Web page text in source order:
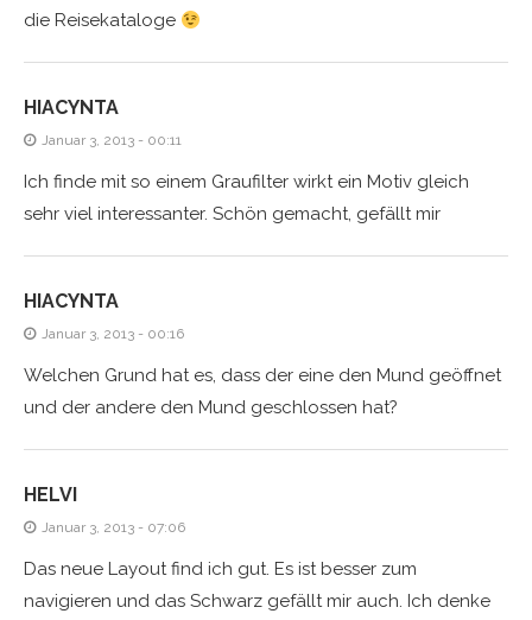
die Reisekataloge
HIACYNTA
Januar 3, 2013 - 00:11
Ich finde mit so einem Graufilter wirkt ein Motiv gleich
sehr viel interessanter. Schön gemacht, gefällt mir
HIACYNTA
Januar 3, 2013 - 00:16
Welchen Grund hat es, dass der eine den Mund geöffnet
und der andere den Mund geschlossen hat?
HELVI
Januar 3, 2013 - 07:06
Das neue Layout find ich gut. Es ist besser zum
navigieren und das Schwarz gefällt mir auch. Ich denke